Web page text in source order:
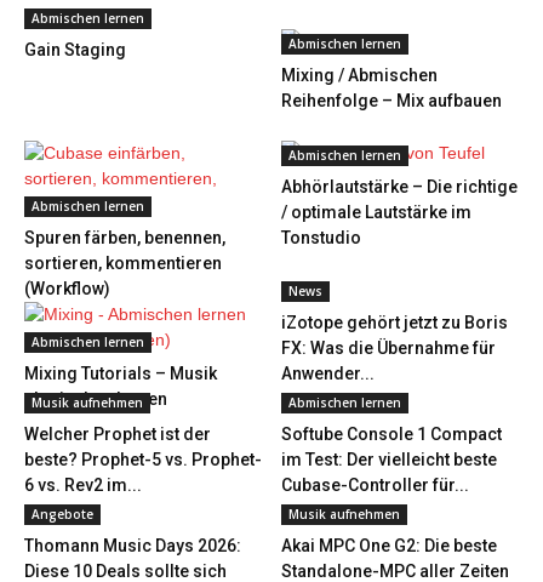
Abmischen lernen
Gain Staging Abmischen lernen
Mixing / Abmischen
Reihenfolge – Mix aufbauen
Abmischen lernen
Spuren färben, benennen,
sortieren, kommentieren
(Workflow)
Abmischen lernen
Abhörlautstärke – Die richtige
/ optimale Lautstärke im
Tonstudio
Abmischen lernen
Mixing Tutorials – Musik
abmischen lernen
News
iZotope gehört jetzt zu Boris
FX: Was die Übernahme für
Anwender...
Musik aufnehmen
Welcher Prophet ist der
beste? Prophet-5 vs. Prophet-
6 vs. Rev2 im...
Abmischen lernen
Softube Console 1 Compact
im Test: Der vielleicht beste
Cubase-Controller für...
Angebote
Thomann Music Days 2026:
Diese 10 Deals sollte sich
Musik aufnehmen
Akai MPC One G2: Die beste
Standalone-MPC aller Zeiten